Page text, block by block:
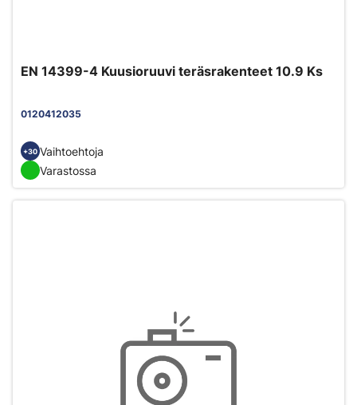
EN 14399-4 Kuusioruuvi teräsrakenteet 10.9 Ks
0120412035
+30 Vaihtoehtoja
Varastossa